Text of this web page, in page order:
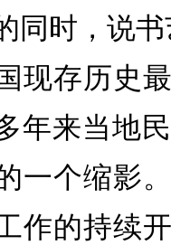
同时，说
现存历史
年来当地
一个缩影
作的持续